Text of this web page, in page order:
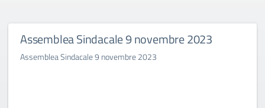
Assemblea Sindacale 9 novembre 2023
Assemblea Sindacale 9 novembre 2023